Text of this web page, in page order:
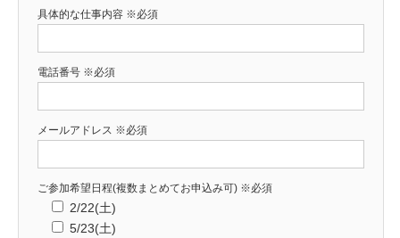
具体的な仕事内容 ※必須
電話番号 ※必須
メールアドレス ※必須
ご参加希望日程(複数まとめてお申込み可) ※必須
2/22(土)
5/23(土)